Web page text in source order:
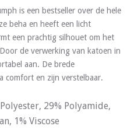
is een bestseller over de hele
beha en heeft een licht
een prachtig silhouet om het
de verwerking van katoen in
aan. De brede
comfort en zijn verstelbaar.
29% Polyamide,
1% Viscose